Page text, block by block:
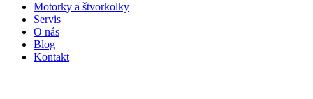
Motorky a štvorkolky
Servis
O nás
Blog
Kontakt